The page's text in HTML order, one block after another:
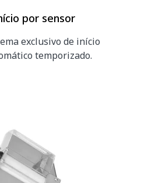
por sensor
exclusivo de início
temporizado.